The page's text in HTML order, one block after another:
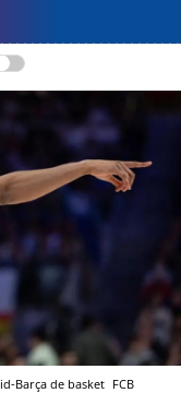
Barça de basket FCB